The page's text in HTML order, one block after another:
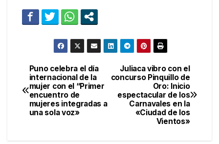
Navegación
de
entradas
Juliaca vibro con el
concurso Pinquillo de
Oro: Inicio
espectacular de los
Carnavales en la
«Ciudad de los
Vientos»
Puno celebra el día
internacional de la
mujer con el “Primer
encuentro de
mujeres integradas a
una sola voz»